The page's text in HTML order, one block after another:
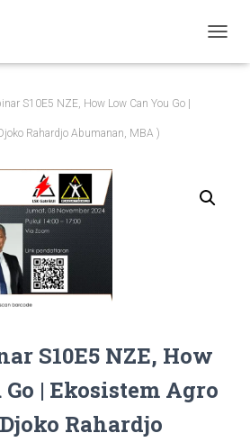
S10E5 NZE, How Low Can You Go |
Rahardjo Abumanan, MBA )
S10E5 NZE, How
| Ekosistem Agro
Rahardjo